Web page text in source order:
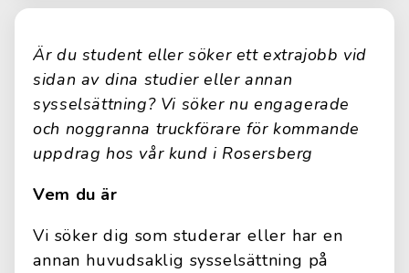
Är du student eller söker ett extrajobb vid
sidan av dina studier eller annan
sysselsättning? Vi söker nu engagerade
och noggranna truckförare för kommande
uppdrag hos vår kund i Rosersberg
Vem du är
Vi söker dig som studerar eller har en
annan huvudsaklig sysselsättning på